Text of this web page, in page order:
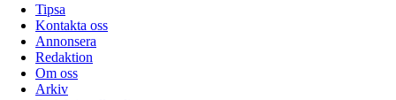
Tipsa
Kontakta oss
Annonsera
Redaktion
Om oss
Arkiv